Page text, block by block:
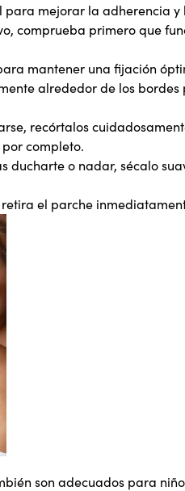
para mejorar la adherencia
comprueba primero que
mantener una fijación
alrededor de los
recórtalos
completo.
ducharte o nadar, sécalo
el parche
son adecuados para